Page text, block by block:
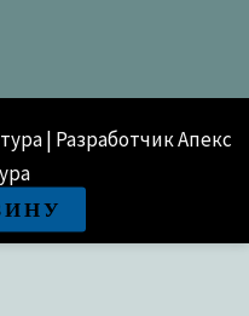
| Разработчик Апекс